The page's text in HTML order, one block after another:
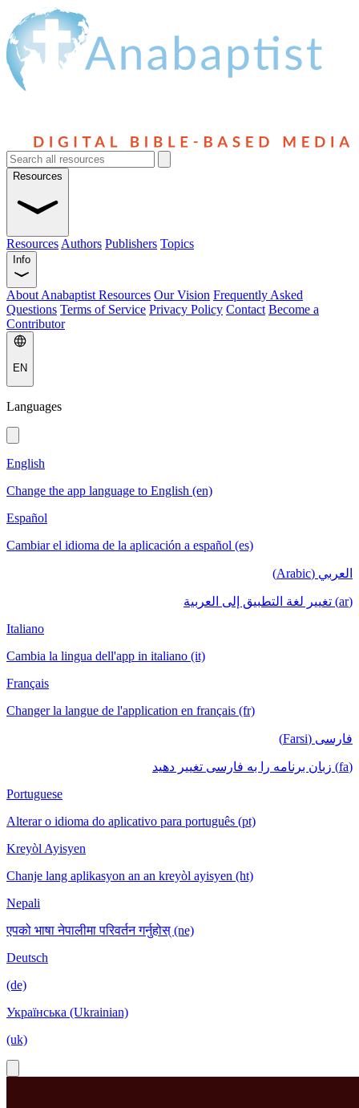
Resources
Resources Authors Publishers Topics
Info
About Anabaptist Resources Our Vision Frequently Asked
Questions Terms of Service Privacy Policy Contact Become a
Contributor
EN
Languages
English
Change the app language to English (en)
Español
Cambiar el idioma de la aplicación a español (es)
العربي (Arabic)
(ar) تغيير لغة التطبيق إلى العربية
Italiano
Cambia la lingua dell'app in italiano (it)
Français
Changer la langue de l'application en français (fr)
فارسی (Farsi)
(fa) زبان برنامه را به فارسی تغییر دهید
Portuguese
Alterar o idioma do aplicativo para português (pt)
Kreyòl Ayisyen
Chanje lang aplikasyon an an kreyòl ayisyen (ht)
Nepali
एपको भाषा नेपालीमा परिवर्तन गर्नुहोस् (ne)
Deutsch
(de)
Українська (Ukrainian)
(uk)